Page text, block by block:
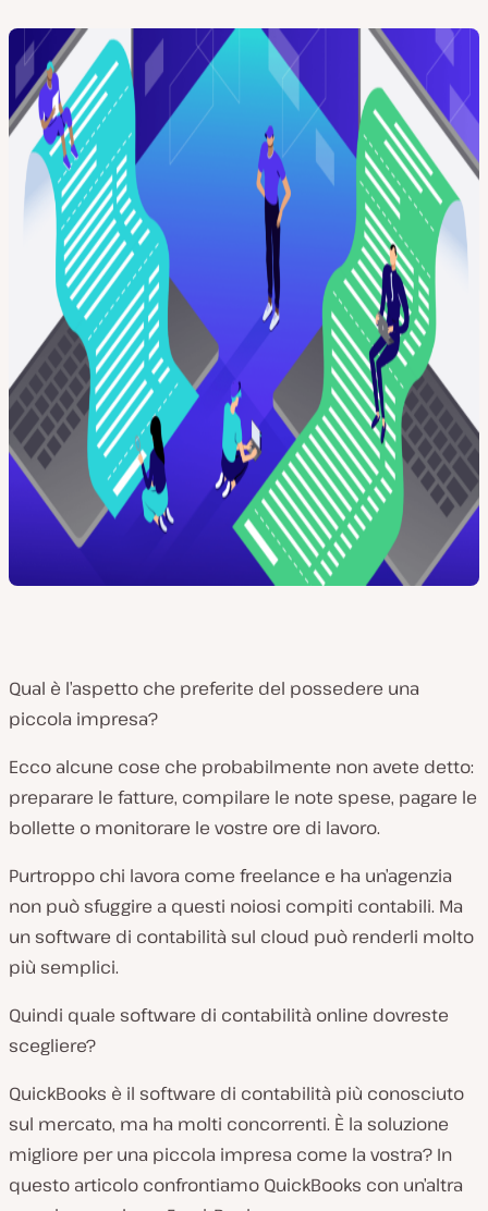
Qual è l’aspetto che preferite del possedere una
piccola impresa?
Ecco alcune cose che probabilmente non avete detto:
preparare le fatture, compilare le note spese, pagare le
bollette o monitorare le vostre ore di lavoro.
Purtroppo chi lavora come freelance e ha un’agenzia
non può sfuggire a questi noiosi compiti contabili. Ma
un software di contabilità sul cloud può renderli molto
più semplici.
Quindi quale software di contabilità online dovreste
scegliere?
QuickBooks è il software di contabilità più conosciuto
sul mercato, ma ha molti concorrenti. È la soluzione
migliore per una piccola impresa come la vostra? In
questo articolo confrontiamo QuickBooks con un’altra